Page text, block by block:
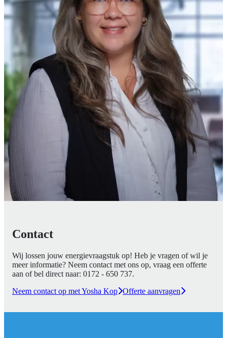
Contact
Wij lossen jouw energievraagstuk op! Heb je vragen of wil je
meer informatie? Neem contact met ons op, vraag een offerte
aan of bel direct naar: 0172 - 650 737.
Neem contact op met Yosha Kop Offerte aanvragen